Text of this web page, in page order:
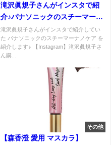
滝沢眞規子さんがインスタで紹
介♪パナソニックのスチーマーナ
ノケアはこれ♪
滝沢眞規子さんがインスタで紹介してい
た パナソニックのスチーマーナノケア を
紹介します♪ 【Instagram】滝沢眞規子さ
ん購...
その他
【森香澄 愛用 マスカラ】